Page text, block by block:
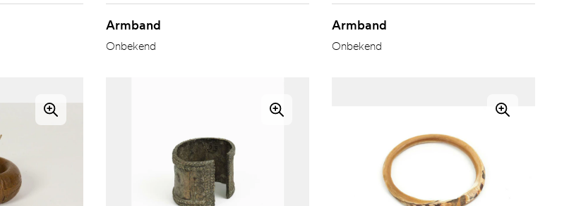
Armband
Onbekend
Armband
Onbekend